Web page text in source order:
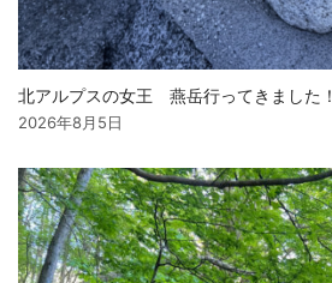
北アルプスの女王 燕岳行ってきました！
2026年8月5日